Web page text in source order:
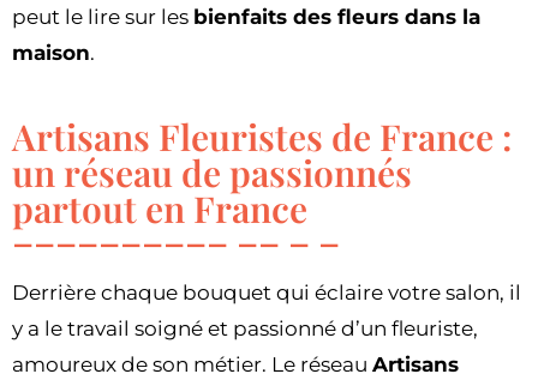
peut le lire sur les bienfaits des fleurs dans la
maison.
Artisans Fleuristes de France :
un réseau de passionnés
partout en France
Derrière chaque bouquet qui éclaire votre salon, il
y a le travail soigné et passionné d’un fleuriste,
amoureux de son métier. Le réseau Artisans